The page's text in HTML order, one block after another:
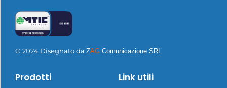
© 2024 Disegnato da ZAG Comunicazione SRL
Prodotti Link utili